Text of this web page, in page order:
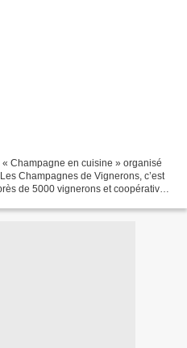
Champagne en cuisine » organisé
Champagnes de Vignerons, c’est
de 5000 vignerons et coopératives.